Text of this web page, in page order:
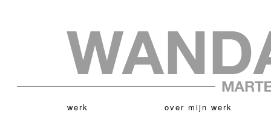
werk over mijn werk